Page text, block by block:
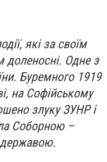
які за своїм
доленосні. Одне з
Буремного 1919
на Софійському
злуку ЗУНР і
Соборною –